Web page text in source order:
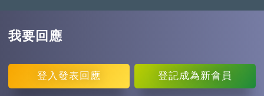
我要回應
登入 發表回應 登記成為新會員